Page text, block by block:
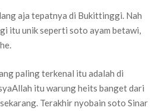
aja tepatnya di Bukittinggi. Nah
itu unik seperti soto ayam betawi,
paling terkenal itu adalah di
itu warung heits banget dari
Terakhir nyobain soto Sinar